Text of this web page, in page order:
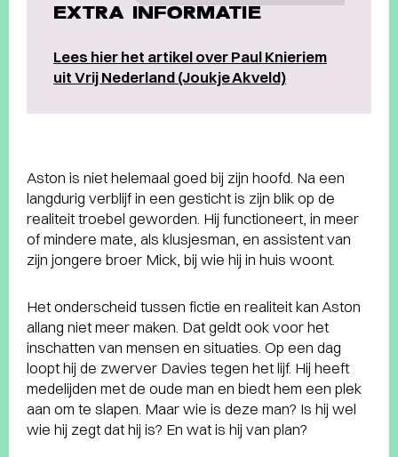
EXTRA INFORMATIE
Lees hier het artikel over Paul Knieriem
uit Vrij Nederland (Joukje Akveld)
Aston is niet helemaal goed bij zijn hoofd. Na een
langdurig verblijf in een gesticht is zijn blik op de
realiteit troebel geworden. Hij functioneert, in meer
of mindere mate, als klusjesman, en assistent van
zijn jongere broer Mick, bij wie hij in huis woont.
Het onderscheid tussen fictie en realiteit kan Aston
allang niet meer maken. Dat geldt ook voor het
inschatten van mensen en situaties. Op een dag
loopt hij de zwerver Davies tegen het lijf. Hij heeft
medelijden met de oude man en biedt hem een plek
aan om te slapen. Maar wie is deze man? Is hij wel
wie hij zegt dat hij is? En wat is hij van plan?